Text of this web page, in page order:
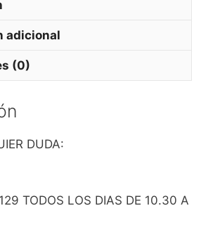
cantidad
adicional
(0)
DUDA:
TODOS LOS DIAS DE 10.30 A